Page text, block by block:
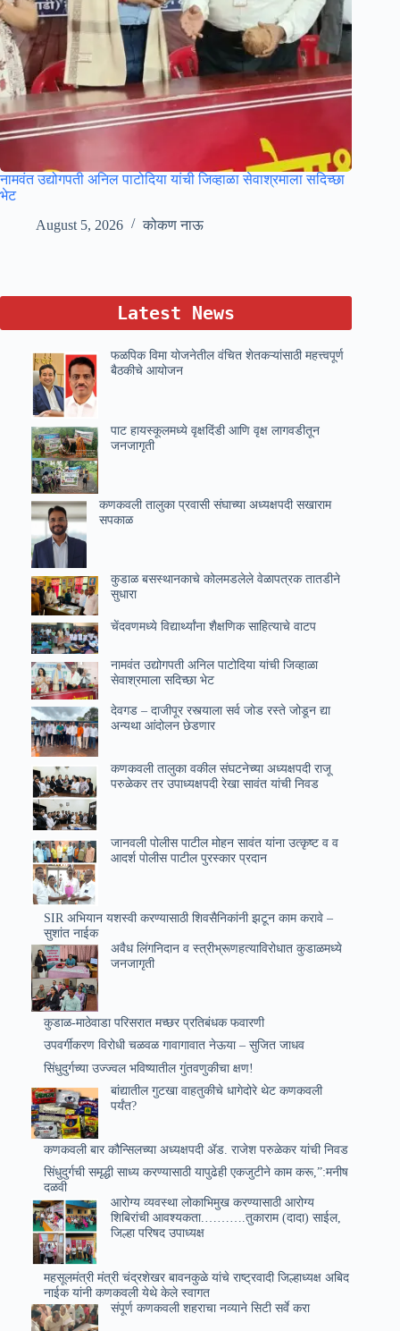
नामवंत उद्योगपती अनिल पाटोदिया यांची जिव्हाळा सेवाश्रमाला सदिच्छा
भेट
August 5, 2026
कोकण नाऊ
Latest News
फळपिक विमा योजनेतील वंचित शेतकऱ्यांसाठी महत्त्वपूर्ण
बैठकीचे आयोजन
पाट हायस्कूलमध्ये वृक्षदिंडी आणि वृक्ष लागवडीतून
जनजागृती
कणकवली तालुका प्रवासी संघाच्या अध्यक्षपदी सखाराम
सपकाळ
कुडाळ बसस्थानकाचे कोलमडलेले वेळापत्रक तातडीने
सुधारा
चेंदवणमध्ये विद्यार्थ्यांना शैक्षणिक साहित्याचे वाटप
नामवंत उद्योगपती अनिल पाटोदिया यांची जिव्हाळा
सेवाश्रमाला सदिच्छा भेट
देवगड – दाजीपूर रस्त्याला सर्व जोड रस्ते जोडून द्या
अन्यथा आंदोलन छेडणार
कणकवली तालुका वकील संघटनेच्या अध्यक्षपदी राजू
परुळेकर तर उपाध्यक्षपदी रेखा सावंत यांची निवड
जानवली पोलीस पाटील मोहन सावंत यांना उत्कृष्ट व व
आदर्श पोलीस पाटील पुरस्कार प्रदान
SIR अभियान यशस्वी करण्यासाठी शिवसैनिकांनी झटून काम करावे –
सुशांत नाईक
अवैध लिंगनिदान व स्त्रीभ्रूणहत्याविरोधात कुडाळमध्ये
जनजागृती
कुडाळ-माठेवाडा परिसरात मच्छर प्रतिबंधक फवारणी
उपवर्गीकरण विरोधी चळवळ गावागावात नेऊया – सुजित जाधव
सिंधुदुर्गच्या उज्ज्वल भविष्यातील गुंतवणुकीचा क्षण!
बांद्यातील गुटखा वाहतुकीचे धागेदोरे थेट कणकवली
पर्यंत?
कणकवली बार कौन्सिलच्या अध्यक्षपदी ॲड. राजेश परुळेकर यांची निवड
सिंधुदुर्गची समृद्धी साध्य करण्यासाठी यापुढेही एकजुटीने काम करू,”:मनीष
दळवी
आरोग्य व्यवस्था लोकाभिमुख करण्यासाठी आरोग्य
शिबिरांची आवश्यकता.……….तुकाराम (दादा) साईल,
जिल्हा परिषद उपाध्यक्ष
महसूलमंत्री मंत्री चंद्रशेखर बावनकुळे यांचे राष्ट्रवादी जिल्हाध्यक्ष अबिद
नाईक यांनी कणकवली येथे केले स्वागत
संपूर्ण कणकवली शहराचा नव्याने सिटी सर्वे करा